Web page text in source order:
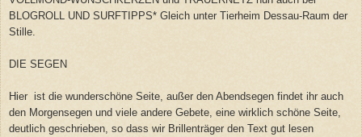
BLOGROLL UND SURFTIPPS* Gleich unter Tierheim Dessau-Raum der
Stille.
DIE SEGEN
Hier ist die wunderschöne Seite, außer den Abendsegen findet ihr auch
den Morgensegen und viele andere Gebete, eine wirklich schöne Seite,
deutlich geschrieben, so dass wir Brillenträger den Text gut lesen